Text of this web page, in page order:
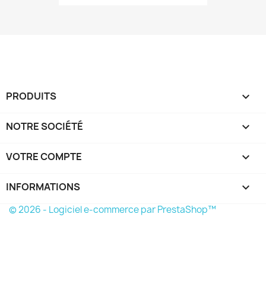
PRODUITS 
NOTRE SOCIÉTÉ 
VOTRE COMPTE 
INFORMATIONS keyboard_arrow_down
© 2026 - Logiciel e-commerce par PrestaShop™